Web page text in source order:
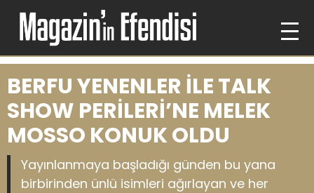
BERFU YENENLER İLE TALK
SHOW PERİLERİ’NE MELEK
MOSSO KONUK OLDU
Yayınlanmaya başladığı günden bu yana
birbirinden ünlü isimleri ağırlayan ve her